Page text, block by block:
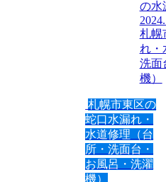
の水
札幌
れ・
洗面
機）
札幌市東区の
蛇口水漏れ・
水道修理（台
所・洗面台・
お風呂・洗濯
機）